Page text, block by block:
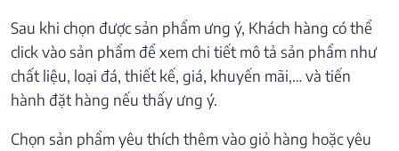
Sau khi chọn được sản phẩm ưng ý, Khách hàng có thể
click vào sản phẩm để xem chi tiết mô tả sản phẩm như
chất liệu, loại đá, thiết kế, giá, khuyến mãi,… và tiến
hành đặt hàng nếu thấy ưng ý.
Chọn sản phẩm yêu thích thêm vào giỏ hàng hoặc yêu